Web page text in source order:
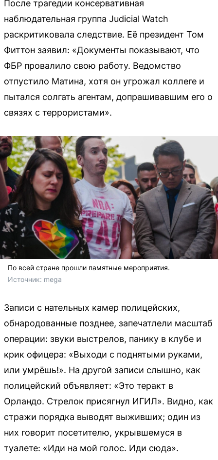
После трагедии консервативная
наблюдательная группа Judicial Watch
раскритиковала следствие. Её президент Том
Фиттон заявил: «Документы показывают, что
ФБР провалило свою работу. Ведомство
отпустило Матина, хотя он угрожал коллеге и
пытался солгать агентам, допрашивавшим его о
связях с террористами».
По всей стране прошли памятные мероприятия.
Источник: mega
Записи с нательных камер полицейских,
обнародованные позднее, запечатлели масштаб
операции: звуки выстрелов, панику в клубе и
крик офицера: «Выходи с поднятыми руками,
или умрёшь!». На другой записи слышно, как
полицейский объявляет: «Это теракт в
Орландо. Стрелок присягнул ИГИЛ». Видно, как
стражи порядка выводят выживших; один из
них говорит посетителю, укрывшемуся в
туалете: «Иди на мой голос. Иди сюда».